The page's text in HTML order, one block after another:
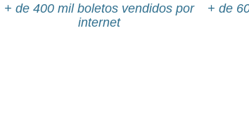
+ de 400 mil boletos vendidos por
internet
+ de